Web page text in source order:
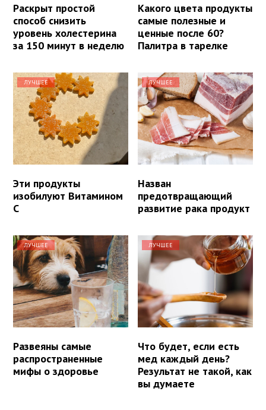
Раскрыт простой
способ снизить
уровень холестерина
за 150 минут в неделю
Какого цвета продукты
самые полезные и
ценные после 60?
Палитра в тарелке
ЛУЧШЕЕ
Эти продукты
изобилуют Витамином
С
ЛУЧШЕЕ
Назван
предотвращающий
развитие рака продукт
ЛУЧШЕЕ
Развеяны самые
распространенные
мифы о здоровье
ЛУЧШЕЕ
Что будет, если есть
мед каждый день?
Результат не такой, как
вы думаете